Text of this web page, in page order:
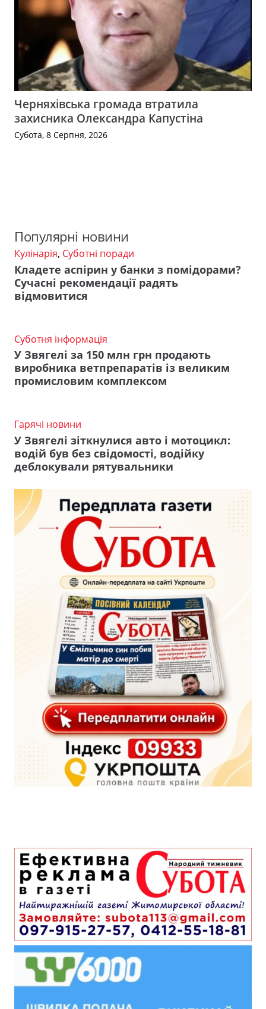
Черняхівська громада втратила
захисника Олександра Капустіна
Субота, 8 Серпня, 2026
Популярні новини
Кулінарія, Суботні поради
Кладете аспірин у банки з помідорами?
Сучасні рекомендації радять
відмовитися
Суботня інформація
У Звягелі за 150 млн грн продають
виробника ветпрепаратів із великим
промисловим комплексом
Гарячі новини
У Звягелі зіткнулися авто і мотоцикл:
водій був без свідомості, водійку
деблокували рятувальники